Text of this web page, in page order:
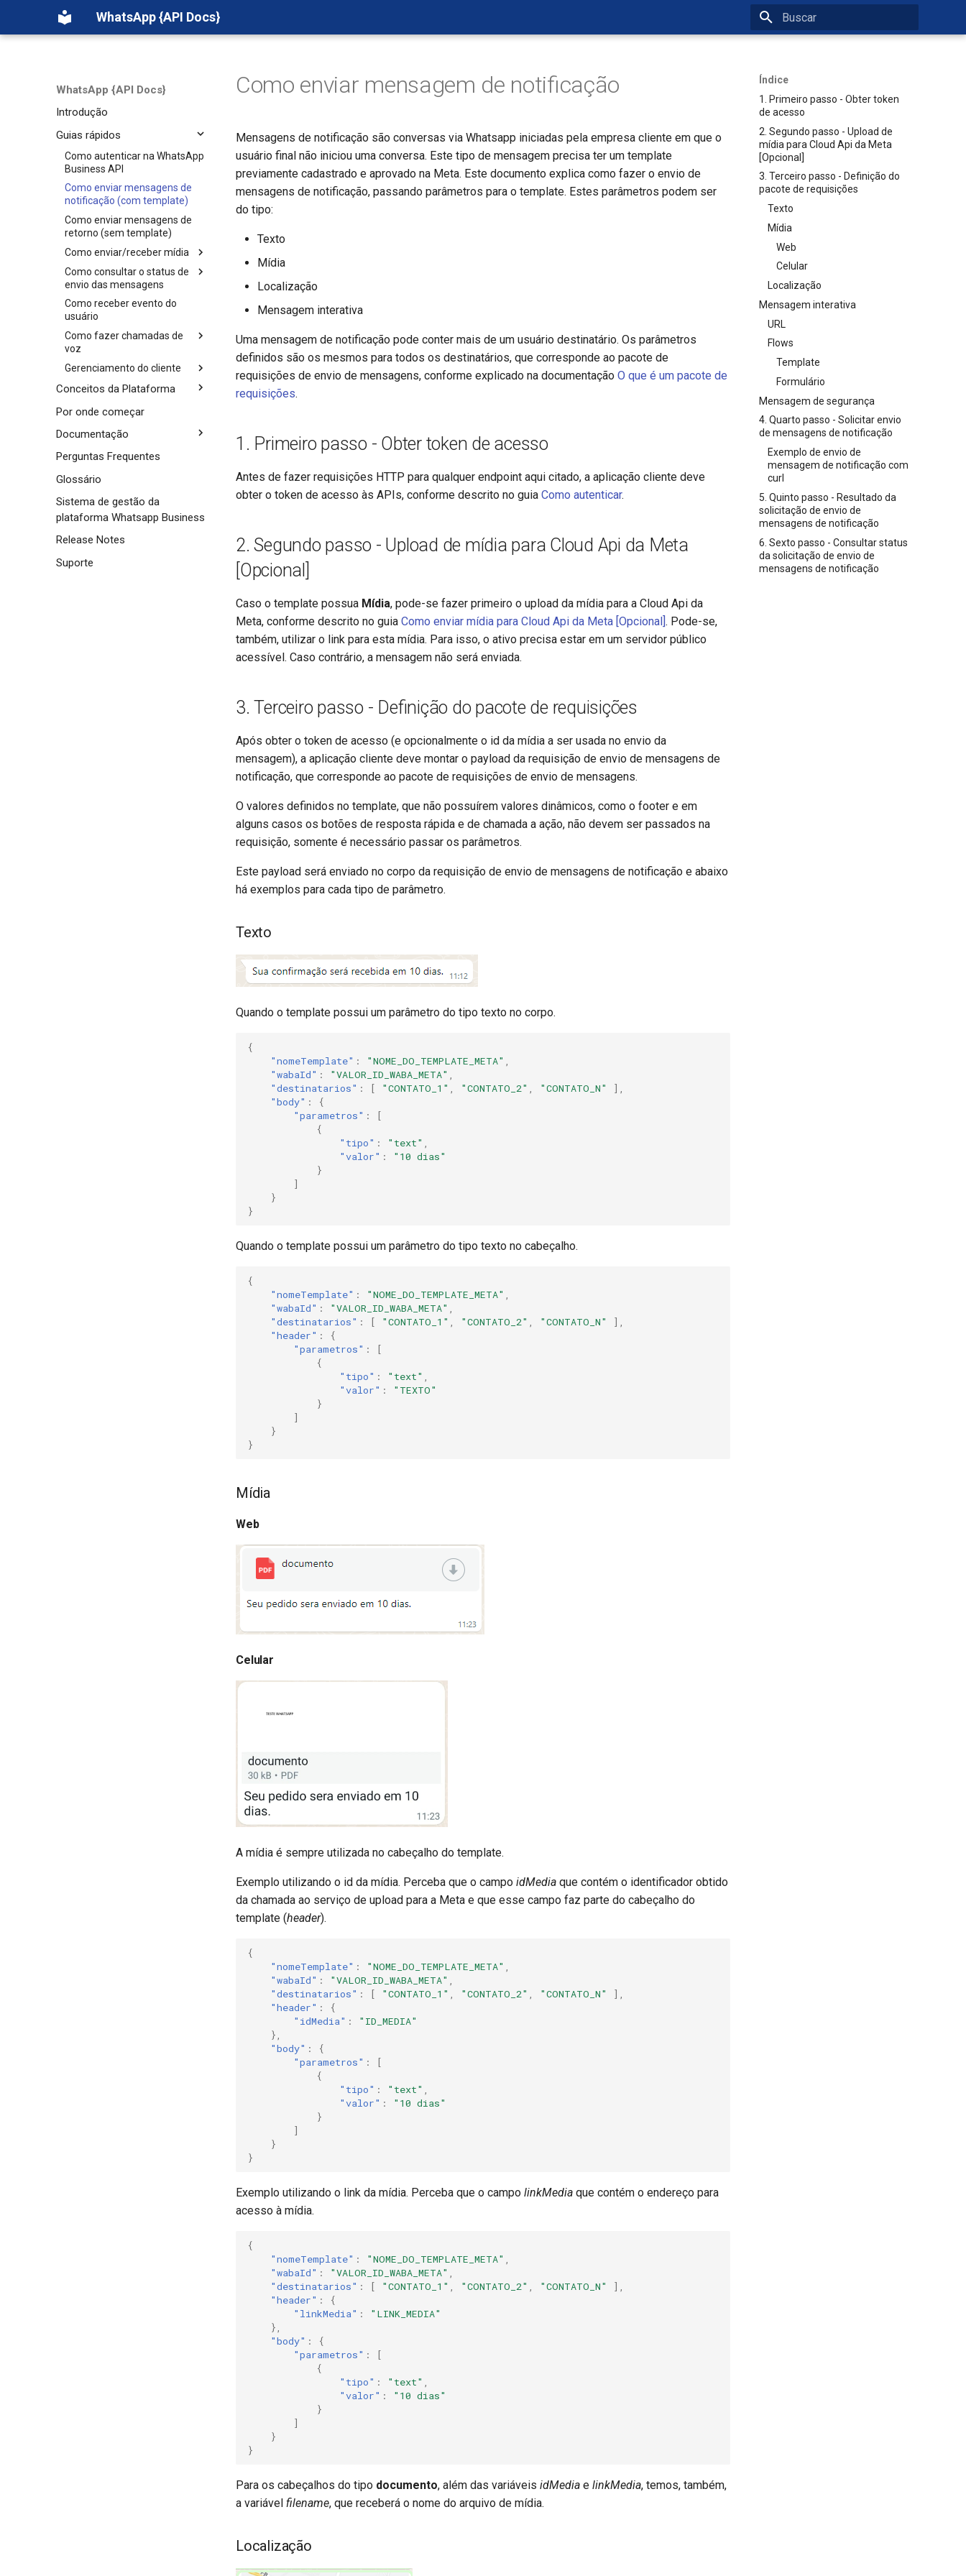
WhatsApp {API Docs}
WhatsApp {API Docs}
Introdução
Guias rápidos
Como autenticar na WhatsApp
Business API
Como enviar mensagens de
notificação (com template)
Como enviar mensagens de
retorno (sem template)
Como enviar/receber mídia
Enviar (Upload)
Receber (Download)
Como consultar o status de
envio das mensagens
Mensagem Individual
Várias Mensagens por
Período
Agregada por Período
Como receber evento do
usuário
Como fazer chamadas de
voz
Configuração inicial
Efetuar ou receber
Encerrar chamadas
Gerenciamento do cliente
Como gerenciar Webhook
Como gerenciar templates
Como consultar métricas e
conversas
Como gerenciar usuários
Como gerenciar flows
Conceitos da Plataforma
Conceitos
Tipos de Conversas
Por onde começar
Documentação
O que é um pacote de
Assincronicidade no envio de
mensagens
Requisitos para envio de
Resolução de problemas
Perguntas Frequentes
Glossário
Sistema de gestão da
plataforma Whatsapp Business
Release Notes
Suporte
Índice
1. Primeiro passo - Obter token
de acesso
2. Segundo passo - Upload de
mídia para Cloud Api da Meta
[Opcional]
3. Terceiro passo - Definição do
pacote de requisições
Texto
Mídia
Web
Celular
Localização
Mensagem interativa
URL
Flows
Template
Formulário
Mensagem de segurança
4. Quarto passo - Solicitar envio
de mensagens de notificação
Exemplo de envio de
mensagem de notificação com
curl
5. Quinto passo - Resultado da
solicitação de envio de
mensagens de notificação
6. Sexto passo - Consultar status
da solicitação de envio de
mensagens de notificação
Como enviar mensagem de notificação
Mensagens de notificação são conversas via Whatsapp iniciadas pela empresa cliente em que o
usuário final não iniciou uma conversa. Este tipo de mensagem precisa ter um template
previamente cadastrado e aprovado na Meta. Este documento explica como fazer o envio de
mensagens de notificação, passando parâmetros para o template. Estes parâmetros podem ser
do tipo:
Texto
Mídia
Localização
Mensagem interativa
Uma mensagem de notificação pode conter mais de um usuário destinatário. Os parâmetros
definidos são os mesmos para todos os destinatários, que corresponde ao pacote de
requisições de envio de mensagens, conforme explicado na documentação O que é um pacote de
requisições.
1. Primeiro passo - Obter token de acesso
Antes de fazer requisições HTTP para qualquer endpoint aqui citado, a aplicação cliente deve
obter o token de acesso às APIs, conforme descrito no guia Como autenticar.
2. Segundo passo - Upload de mídia para Cloud Api da Meta
[Opcional]
Caso o template possua Mídia, pode-se fazer primeiro o upload da mídia para a Cloud Api da
Meta, conforme descrito no guia Como enviar mídia para Cloud Api da Meta [Opcional]. Pode-se,
também, utilizar o link para esta mídia. Para isso, o ativo precisa estar em um servidor público
acessível. Caso contrário, a mensagem não será enviada.
3. Terceiro passo - Definição do pacote de requisições
Após obter o token de acesso (e opcionalmente o id da mídia a ser usada no envio da
mensagem), a aplicação cliente deve montar o payload da requisição de envio de mensagens de
notificação, que corresponde ao pacote de requisições de envio de mensagens.
O valores definidos no template, que não possuírem valores dinâmicos, como o footer e em
alguns casos os botões de resposta rápida e de chamada a ação, não devem ser passados na
requisição, somente é necessário passar os parâmetros.
Este payload será enviado no corpo da requisição de envio de mensagens de notificação e abaixo
há exemplos para cada tipo de parâmetro.
Texto
Quando o template possui um parâmetro do tipo texto no corpo.
{
"nomeTemplate" : "NOME_DO_TEMPLATE_META"
"wabaId" : "VALOR_ID_WABA_META"
"destinatarios" : [ "CONTATO_1" "CONTATO_2" "CONTATO_N"
],
"body" :
{
"parametros" :
[
{
"tipo" : "text"
"valor" :
"10 dias"
}
]
}
}
Quando o template possui um parâmetro do tipo texto no cabeçalho.
{
"nomeTemplate" : "NOME_DO_TEMPLATE_META"
"wabaId" : "VALOR_ID_WABA_META"
"destinatarios" : [ "CONTATO_1" "CONTATO_2" "CONTATO_N"
],
"header" :
{
"parametros" :
[
{
"tipo" : "text"
"valor" :
"TEXTO"
}
]
}
}
Mídia
Web
Celular
A mídia é sempre utilizada no cabeçalho do template.
Exemplo utilizando o id da mídia. Perceba que o campo idMedia que contém o identificador obtido
da chamada ao serviço de upload para a Meta e que esse campo faz parte do cabeçalho do
template (header).
{
"nomeTemplate" : "NOME_DO_TEMPLATE_META"
"wabaId" : "VALOR_ID_WABA_META"
"destinatarios" : [ "CONTATO_1" "CONTATO_2" "CONTATO_N"
],
"header" :
{
"idMedia" :
"ID_MEDIA"
},
"body" :
{
"parametros" :
[
{
"tipo" : "text"
"valor" :
"10 dias"
}
]
}
}
Exemplo utilizando o link da mídia. Perceba que o campo linkMedia que contém o endereço para
acesso à mídia.
{
"nomeTemplate" : "NOME_DO_TEMPLATE_META"
"wabaId" : "VALOR_ID_WABA_META"
"destinatarios" : [ "CONTATO_1" "CONTATO_2" "CONTATO_N"
],
"header" :
{
"linkMedia" :
"LINK_MEDIA"
},
"body" :
{
"parametros" :
[
{
"tipo" : "text"
"valor" :
"10 dias"
}
]
}
}
Para os cabeçalhos do tipo documento, além das variáveis idMedia e linkMedia, temos, também,
a variável filename, que receberá o nome do arquivo de mídia.
Localização